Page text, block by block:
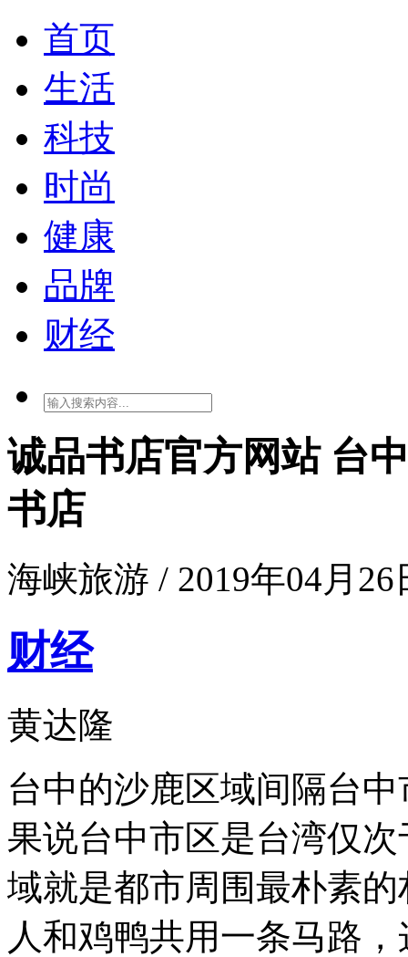
首页
生活
科技
时尚
健康
品牌
财经
诚品书店官方网站 台
书店
海峡旅游 / 2019年04月26
财经
黄达隆
台中的沙鹿区域间隔台
果说台中市区是台湾仅
域就是都市周围最朴素
人和鸡鸭共用一条马路